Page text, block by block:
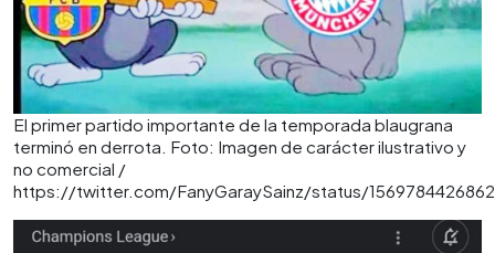
El primer partido importante de la temporada blaugrana
terminó en derrota. Foto: Imagen de carácter ilustrativo y
no comercial /
https://twitter.com/FanyGaraySainz/status/